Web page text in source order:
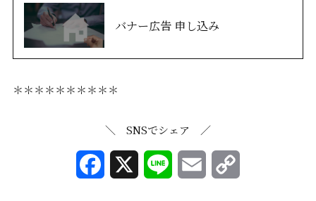
バナー広告 申し込み
＊＊＊＊＊＊＊＊＊＊
＼ SNSでシェア ／